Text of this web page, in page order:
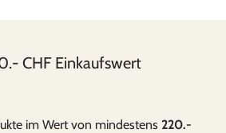
CHF Einkaufswert
im Wert von mindestens 220.-